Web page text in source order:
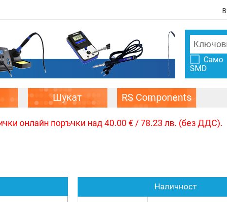
Само
SMD
Шукат RS Components
онлайн поръчки над 40.00 € / 78.23 лв. (без ДДС).
Наличност